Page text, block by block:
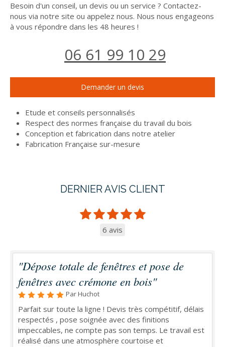
Besoin d'un conseil, un devis ou un service ? Contactez-
nous via notre site ou appelez nous. Nous nous engageons
à vous répondre dans les 48 heures !
06 61 99 10 29
Demander un devis
Etude et conseils personnalisés
Respect des normes française du travail du bois
Conception et fabrication dans notre atelier
Fabrication Française sur-mesure
DERNIER AVIS CLIENT
6 avis
"Dépose totale de fenêtres et pose de
fenêtres avec crémone en bois"
Par Huchot
Parfait sur toute la ligne ! Devis très compétitif, délais
respectés , pose soignée avec des finitions
impeccables, ne compte pas son temps. Le travail est
réalisé dans une atmosphère courtoise et